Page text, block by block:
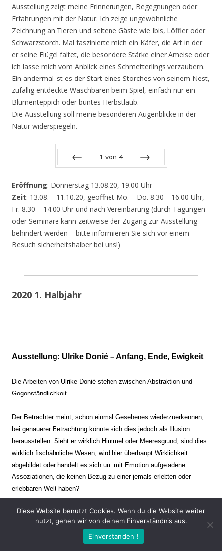
Ausstellung zeigt meine Erinnerungen, Begegnungen oder
Erfahrungen mit der Natur. Ich zeige ungewöhnliche
Zeichnung an Tieren und seltene Gäste wie Ibis, Löffler oder
Schwarzstorch. Mal faszinierte mich ein Käfer, die Art in der
er seine Flügel faltet, die besondere Stärke einer Ameise oder
ich lasse mich vom Anblick eines Schmetterlings verzaubern.
Ein andermal ist es der Start eines Storches von seinem Nest,
zufällig entdeckte Waschbären beim Spiel, einfach nur ein
Blumenteppich oder buntes Herbstlaub.
Die Ausstellung soll meine besonderen Augenblicke in der
Natur widerspiegeln.
1 von 4
Eröffnung: Donnerstag 13.08.20, 19.00 Uhr
Zeit: 13.08. – 11.10.20, geöffnet Mo. – Do. 8.30 – 16.00 Uhr,
Fr. 8.30 – 14.00 Uhr und nach Vereinbarung (durch Tagungen
oder Seminare kann zeitweise der Zugang zur Ausstellung
behindert werden – bitte informieren Sie sich vor einem
Besuch sicherheitshalber bei uns!)
2020 1. Halbjahr
Ausstellung: Ulrike Donié – Anfang, Ende, Ewigkeit
Die Arbeiten von Ulrike Donié stehen zwischen Abstraktion und
Gegenständlichkeit.
Der Betrachter meint, schon einmal Gesehenes wiederzuerkennen,
bei genauerer Betrachtung könnte sich dies jedoch als Illusion
herausstellen: Sieht er wirklich Himmel oder Meeresgrund, sind dies
wirklich fischähnliche Wesen, wird hier überhaupt Wirklichkeit
abgebildet oder handelt es sich um mit Emotion aufgeladene
Assoziationen, die keinen Bezug zu einer jemals erlebten oder
erlebbaren Welt haben?
Verharren und Dynamik stehen sich dabei gegenüber. Zeit steht still
oder verrinnt im Nu. Es soll dabei eine Spannung, auch farblich, bis
zur Schmerzgrenze erzeugt werden. Die Arbeiten stellen ambivalente
Diese Website benutzt Cookies. Wenn du die Website weiter
nutzt, gehen wir von deinem Einverständnis aus.
Einverstanden !